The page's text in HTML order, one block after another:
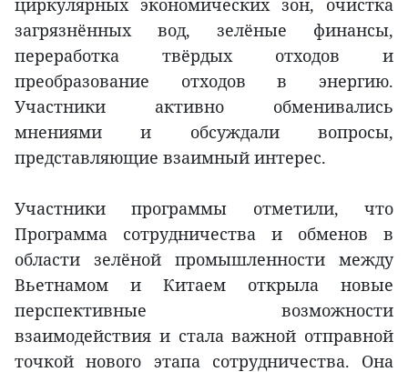
циркулярных экономических зон, очистка
загрязнённых вод, зелёные финансы,
переработка твёрдых отходов и
преобразование отходов в энергию.
Участники активно обменивались
мнениями и обсуждали вопросы,
представляющие взаимный интерес.
Участники программы отметили, что
Программа сотрудничества и обменов в
области зелёной промышленности между
Вьетнамом и Китаем открыла новые
перспективные возможности
взаимодействия и стала важной отправной
точкой нового этапа сотрудничества. Она